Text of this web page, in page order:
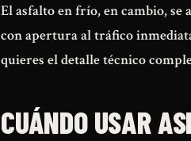
El asfalto en frío, en cambio,
con apertura al tráfico
quieres el detalle técnico
CUÁNDO USAR